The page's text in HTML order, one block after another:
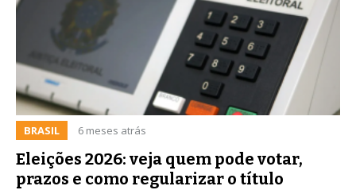
BRASIL 6 meses atrás
Eleições 2026: veja quem pode votar,
prazos e como regularizar o título